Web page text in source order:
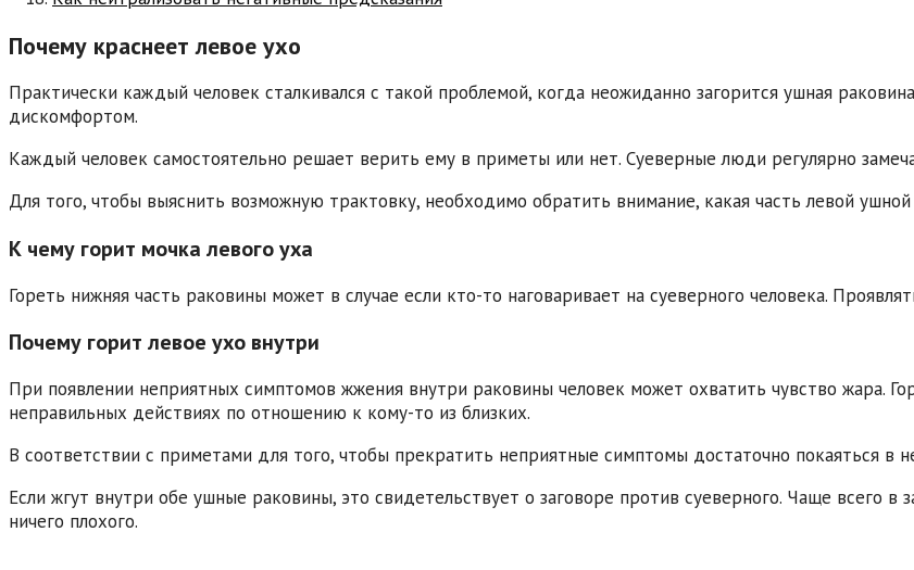
Почему краснеет левое ухо
Практически каждый человек сталкивался с такой проблемой, когда неожиданно загорится ушная
дискомфортом.
Каждый человек самостоятельно решает верить ему в приметы или нет. Суеверные люди регулярно
Для того, чтобы выяснить возможную трактовку, необходимо обратить внимание, какая часть левой
К чему горит мочка левого уха
Гореть нижняя часть раковины может в случае если кто-то наговаривает на суеверного человека.
Почему горит левое ухо внутри
При появлении неприятных симптомов жжения внутри раковины человек может охватить чувство жара.
неправильных действиях по отношению к кому-то из близких.
В соответствии с приметами для того, чтобы прекратить неприятные симптомы достаточно покаяться в
Если жгут внутри обе ушные раковины, это свидетельствует о заговоре против суеверного. Чаще всего
ничего плохого.